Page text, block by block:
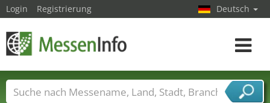
Login Registrierung Deutsch
Toggle